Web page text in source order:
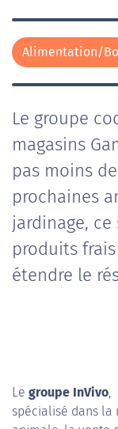
Alimentation/
Le groupe
magasins
pas moins
prochaines
jardinage,
produits
étendre le
Le groupe InVivo,
spécialisé dans la